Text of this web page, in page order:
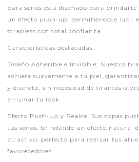
para senos está diseñado para
un efecto push-up, permitiéndote lucir
strapless con total confianza.
Características destacadas:
Diseño Adherible e Invisible: Nuestro
adhiere suavemente a tu piel,
y discreto, sin necesidad de tirantes o
arruinar tu look.
Efecto Push-Up y Realce: Sus copas
tus senos, brindando un efecto natural
atractivo, perfecto para realzar tus
favorecedores.